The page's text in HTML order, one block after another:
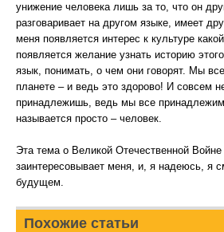
унижение человека лишь за то, что он
разговаривает на другом языке, имеет
меня появляется интерес к культуре
появляется желание узнать историю
язык, понимать, о чем они говорят. Мы
планете – и ведь это здорово! И совсем
принадлежишь, ведь мы все принадлежим
называется просто – человек.
Эта тема о Великой Отечественной
заинтересовывает меня, и, я надеюсь, я
будущем.
Похожие статьи